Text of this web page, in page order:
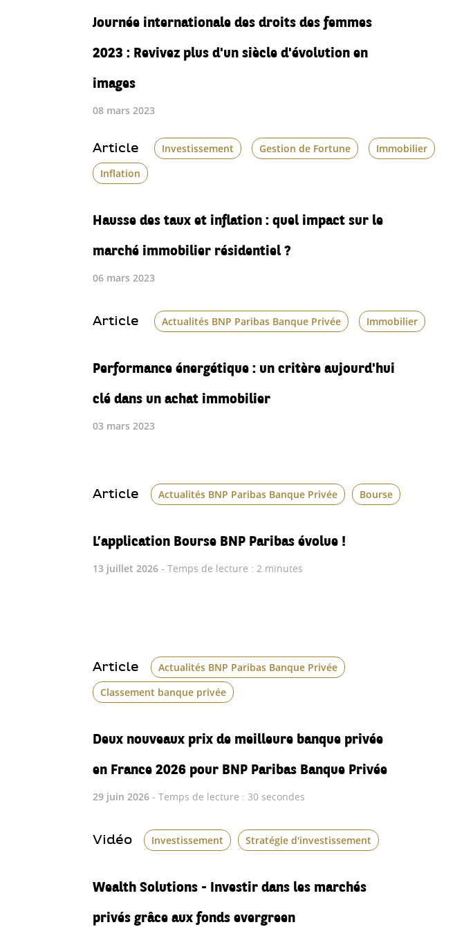
Journée internationale des droits des femmes
2023 : Revivez plus d'un siècle d'évolution en
images
08 mars 2023
Article Investissement Gestion de Fortune
Immobilier
Inflation
Hausse des taux et inflation : quel impact sur le
marché immobilier résidentiel ?
06 mars 2023
Article Actualités BNP Paribas Banque Privée Immobilier
Performance énergétique : un critère aujourd'hui
clé dans un achat immobilier
03 mars 2023
Article Actualités BNP Paribas Banque Privée Bourse
L’application Bourse BNP Paribas évolue !
13 juillet 2026 - Temps de lecture : 2 minutes
Article
Actualités BNP Paribas Banque Privée
Classement banque privée
Deux nouveaux prix de meilleure banque privée
en France 2026 pour BNP Paribas Banque Privée
29 juin 2026 - Temps de lecture : 30 secondes
Vidéo Investissement Stratégie d'investissement
Wealth Solutions - Investir dans les marchés
privés grâce aux fonds evergreen